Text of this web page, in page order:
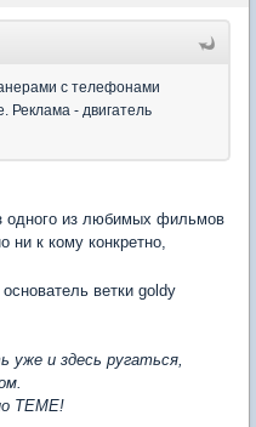
с телефонами
Реклама - двигатель
одного из любимых фильмов
ни к кому конкретно,
ветки goldy
уже и здесь ругаться,
ТЕМЕ!